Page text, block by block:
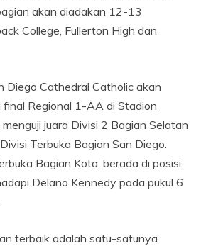
akan diadakan 12-13
College, Fullerton High dan
Diego Cathedral Catholic akan
final Regional 1-AA di Stadion
juara Divisi 2 Bagian Selatan
Terbuka Bagian San Diego.
Bagian Kota, berada di posisi
Delano Kennedy pada pukul 6
terbaik adalah satu-satunya